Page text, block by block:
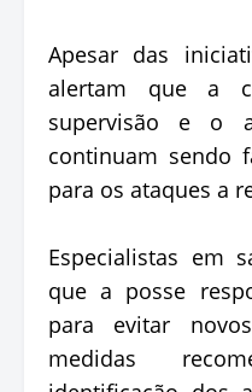
Apesar das
alertam que a
supervisão e o
continuam sendo
para os ataques a
Especialistas em
que a posse
para evitar
medidas